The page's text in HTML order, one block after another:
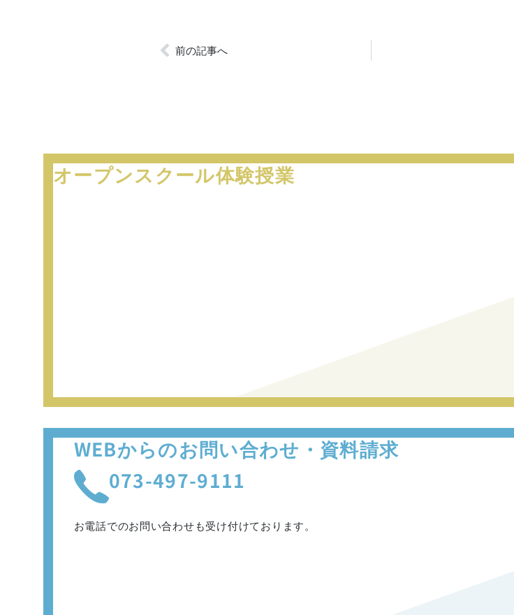
前の記事へ
オープンスクール体験授業
WEBからのお問い合わせ ・資料請求
073-497-9111
お電話でのお問い合わせも受け付けております。